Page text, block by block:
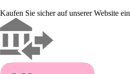
Kaufen Sie sicher auf unserer Website ein